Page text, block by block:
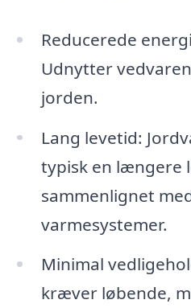
Reducerede
Udnytter
jorden.
Lang levetid:
typisk en længere
sammenlignet
varmesystemer.
Minimal
kræver løbende,